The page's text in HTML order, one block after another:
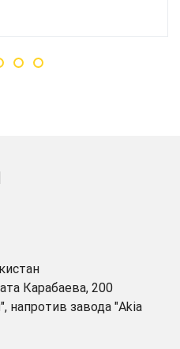
Карабаева, 200
напротив завода "Akia